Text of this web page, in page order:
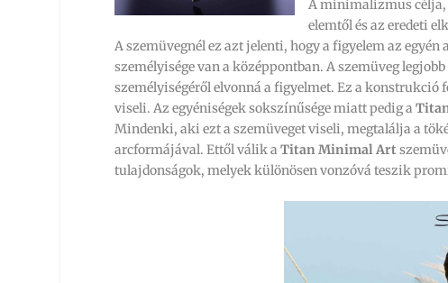
A minimalizmus célja,
elemtől és az eredeti
A szemüvegnél ez azt jelenti, hogy a figyelem az
személyisége van a középpontban. A szemüveg
személyiségéről elvonná a figyelmet. Ez a
viseli. Az egyéniségek sokszínűsége miatt pedig a
Mindenki, aki ezt a szemüveget viseli, megtalálja a
arcformájával. Ettől válik aTitan Minimal Art
tulajdonságok, melyek különösen vonzóvá teszik